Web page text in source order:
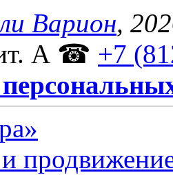
Варион,
А ☎ +7